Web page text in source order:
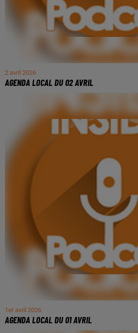
2 avril 2026
AGENDA LOCAL DU 02 AVRIL
1er avril 2026
AGENDA LOCAL DU 01 AVRIL